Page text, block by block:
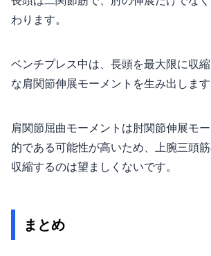
わります。
ベンチプレス中は、長頭を最大限に収
な肩関節伸展モーメントを生み出します
肩関節屈曲モーメントは肘関節伸展モ
的である可能性が高いため、上腕三頭
収縮するのは望ましくないです。
まとめ